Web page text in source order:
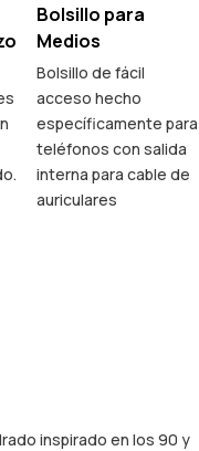
Bolsillo para
Medios
Bolsillo de fácil
acceso hecho
específicamente para
teléfonos con salida
interna para cable de
auriculares
inspirado en los 90 y